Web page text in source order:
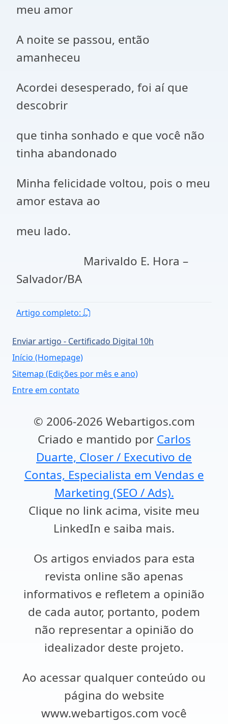
meu amor
A noite se passou, então
amanheceu
Acordei desesperado, foi aí que
descobrir
que tinha sonhado e que você não
tinha abandonado
Minha felicidade voltou, pois o meu
amor estava ao
meu lado.
Marivaldo E. Hora –
Salvador/BA
Artigo completo:
Enviar artigo - Certificado Digital 10h
Início (Homepage)
Sitemap (Edições por mês e ano)
Entre em contato
© 2006-2026 Webartigos.com
Criado e mantido por Carlos
Duarte, Closer / Executivo de
Contas, Especialista em Vendas e
Marketing (SEO / Ads).
Clique no link acima, visite meu
LinkedIn e saiba mais.
Os artigos enviados para esta
revista online são apenas
informativos e refletem a opinião
de cada autor, portanto, podem
não representar a opinião do
idealizador deste projeto.
Ao acessar qualquer conteúdo ou
página do website
www.webartigos.com você